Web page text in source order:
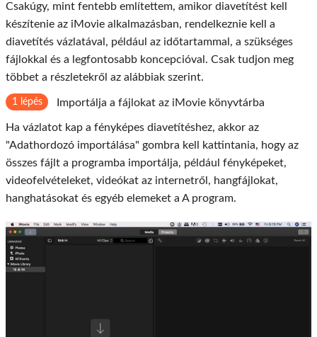
Csakúgy, mint fentebb említettem, amikor diavetítést kell
készítenie az iMovie alkalmazásban, rendelkeznie kell a
diavetítés vázlatával, például az időtartammal, a szükséges
fájlokkal és a legfontosabb koncepcióval. Csak tudjon meg
többet a részletekről az alábbiak szerint.
1 lépés Importálja a fájlokat az iMovie könyvtárba
Ha vázlatot kap a fényképes diavetítéshez, akkor az
"Adathordozó importálása" gombra kell kattintania, hogy az
összes fájlt a programba importálja, például fényképeket,
videofelvételeket, videókat az internetről, hangfájlokat,
hanghatásokat és egyéb elemeket a A program.